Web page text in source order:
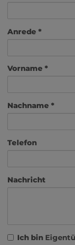
Anrede
Vorname
Nachname
Telefon
Nachricht
Ich bin